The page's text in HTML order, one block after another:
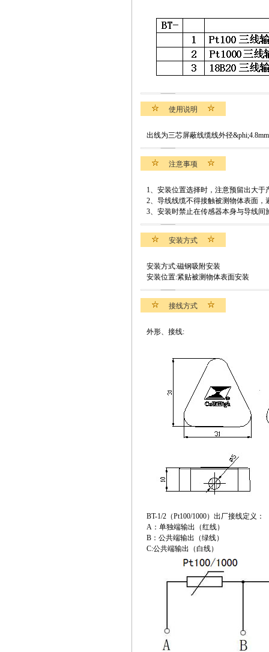
使用说明
出线为三芯屏蔽线缆线外径
注意事项
1、安装位置选择时，注意预留出大
2、导线线缆不得接触被测物体表面，
3、安装时禁止在传感器本身与导线
安装方式
安装方式:磁钢吸附安装
安装位置:紧贴被测物体表面安装
接线方式
外形、接线:
BT-1/2（Pt100/1000）出厂接线定义：
A：单独端输出（红线）
B：公共端输出（绿线）
C:公共端输出（白线）